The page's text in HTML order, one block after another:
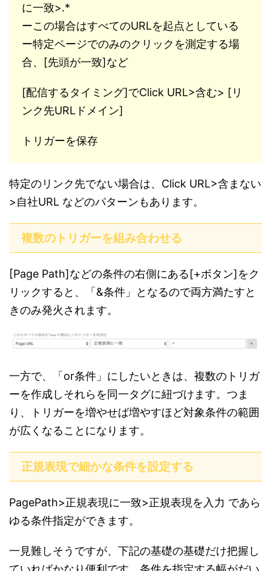
に一致>.*
ーこの場合はすべてのURLを起点としている
ー特定ページでのみのクリックを測定する場
合、[先頭が一致]など
[配信するタイミング]でClick URL>含む> [リ
ンク先URLドメイン]
トリガーを保存
特定のリンク先でない場合は、Click URL>含まない
>自社URL などのパターンもあります。
複数のトリガーを組み合わせる
[Page Path]などの条件の右側にある[+ボタン]をク
リックすると、「&条件」となるので両方満たすと
きのみ発火されます。
一方で、「or条件」にしたいときは、複数のトリガ
ーを作成しそれらを同一タグに紐づけます。つま
り、トリガーを増やせば増やすほど対象条件の範囲
が広くなることになります。
正規表現で細かな条件を設定する
PagePath>正規表現に一致>正規表現を入力 であら
ゆる条件指定ができます。
一見難しそうですが、下記の基礎の基礎だけ把握し